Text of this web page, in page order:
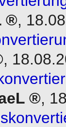
,
,
,